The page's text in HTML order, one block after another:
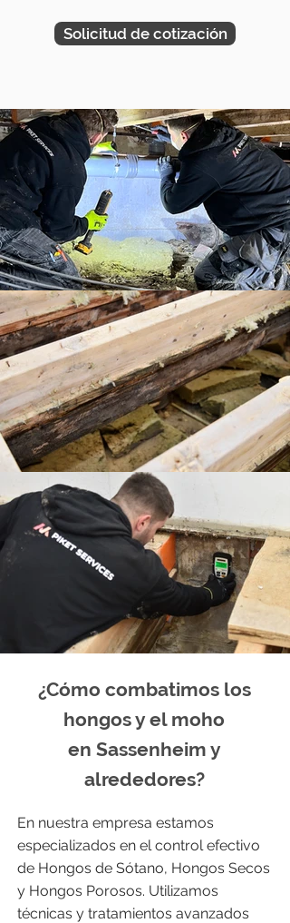
Solicitud de cotización
¿Cómo combatimos los
hongos y el moho
en Sassenheim y
alrededores?
En nuestra empresa estamos
especializados en el control efectivo
de Hongos de Sótano, Hongos Secos
y Hongos Porosos. Utilizamos
técnicas y tratamientos avanzados